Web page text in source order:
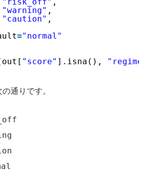
"warning" ,
"caution" ,
="normal"
"score" ].isna(), "regime"
通りです。